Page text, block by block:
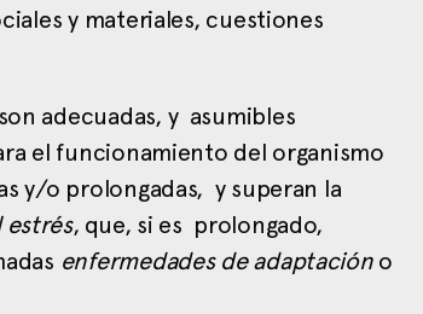
y materiales, cuestiones
adecuadas, y asumibles
el funcionamiento del organismo
y/o prolongadas, y superan la
estrés, que, si es prolongado,
enfermedades de adaptacióno